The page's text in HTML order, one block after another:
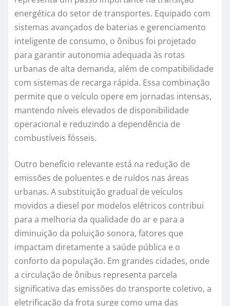
energética do setor de transportes. Equipado com
sistemas avançados de baterias e gerenciamento
inteligente de consumo, o ônibus foi projetado
para garantir autonomia adequada às rotas
urbanas de alta demanda, além de compatibilidade
com sistemas de recarga rápida. Essa combinação
permite que o veículo opere em jornadas intensas,
mantendo níveis elevados de disponibilidade
operacional e reduzindo a dependência de
combustíveis fósseis.
Outro benefício relevante está na redução de
emissões de poluentes e de ruídos nas áreas
urbanas. A substituição gradual de veículos
movidos a diesel por modelos elétricos contribui
para a melhoria da qualidade do ar e para a
diminuição da poluição sonora, fatores que
impactam diretamente a saúde pública e o
conforto da população. Em grandes cidades, onde
a circulação de ônibus representa parcela
significativa das emissões do transporte coletivo, a
eletrificação da frota surge como uma das